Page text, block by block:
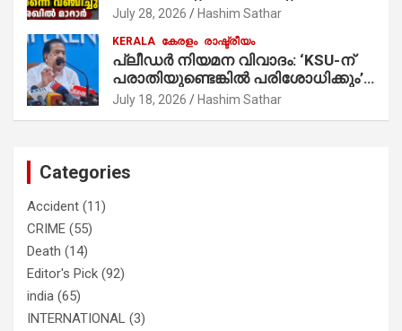
തൃക്കാക്കരയില്‍ മത്സരിച്ചത്!
മാത്രമാണ് ഉണ്ടായിരുന്നത്;
സാബുവിന്റേത് വ്യക്തിപരമായ
നേട്ടത്തിനുള്ള പാര്‍ട്ടി; ഇപ്പോള്‍
ഫോണ്‍ വിളിച്ചാല്‍ എടുക്കില്ല;
തിരഞ്ഞെടുപ്പിലെ ദുരനുഭവങ്ങള്‍
July 28, 2026 Hashim Sathar
KERALA കേരളം രാഷ്ട്രീയം
പ്ലീഡർ നിയമന വിവാദം: ‘KSU-ന്
പരാതിയുണ്ടെങ്കിൽ പരിശോധിക്കും’;
രമേശ് ചെന്നിത്തല
July 18, 2026 Hashim Sathar
Categories
Accident (11)
CRIME (55)
Death (14)
Editor's Pick (92)
india (65)
INTERNATIONAL (3)